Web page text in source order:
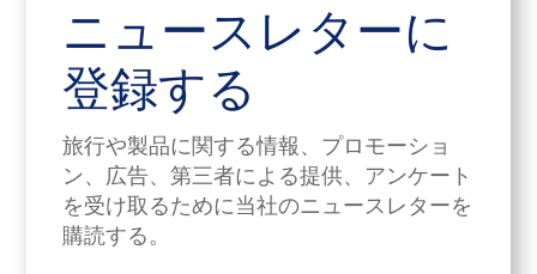
ニュースレターに
登録する
旅行や製品に関する情報、プロモーショ
ン、広告、第三者による提供、アンケート
を受け取るために当社のニュースレターを
購読する。